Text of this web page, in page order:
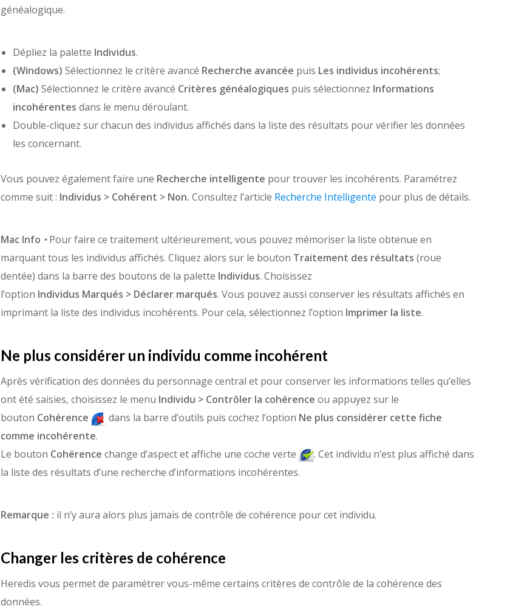
généalogique.
Dépliez la palette Individus.
(Windows) Sélectionnez le critère avancé Recherche avancée puis Les individus incohérents;
(Mac) Sélectionnez le critère avancé Critères généalogiques puis sélectionnez Informations
incohérentes dans le menu déroulant.
Double-cliquez sur chacun des individus affichés dans la liste des résultats pour vérifier les données
les concernant.
Vous pouvez également faire une Recherche intelligente pour trouver les incohérents. Paramétrez
comme suit : Individus > Cohérent > Non. Consultez l’article Recherche Intelligente pour plus de détails.
Mac Info •Pour faire ce traitement ultérieurement, vous pouvez mémoriser la liste obtenue en
marquant tous les individus affichés. Cliquez alors sur le bouton Traitement des résultats (roue
dentée) dans la barre des boutons de la palette Individus. Choisissez
l’option Individus Marqués > Déclarer marqués. Vous pouvez aussi conserver les résultats affichés en
imprimant la liste des individus incohérents. Pour cela, sélectionnez l’option Imprimer la liste.
Ne plus considérer un individu comme incohérent
Après vérification des données du personnage central et pour conserver les informations telles qu’elles
ont été saisies, choisissez le menu Individu > Contrôler la cohérence ou appuyez sur le
bouton Cohérence dans la barre d’outils puis cochez l’option Ne plus considérer cette fiche
comme incohérente.
Le bouton Cohérence change d’aspect et affiche une coche verte
. Cet individu n’est plus affiché dans
la liste des résultats d’une recherche d’informations incohérentes.
Remarque : il n’y aura alors plus jamais de contrôle de cohérence pour cet individu.
Changer les critères de cohérence
Heredis vous permet de paramétrer vous-même certains critères de contrôle de la cohérence des
données.